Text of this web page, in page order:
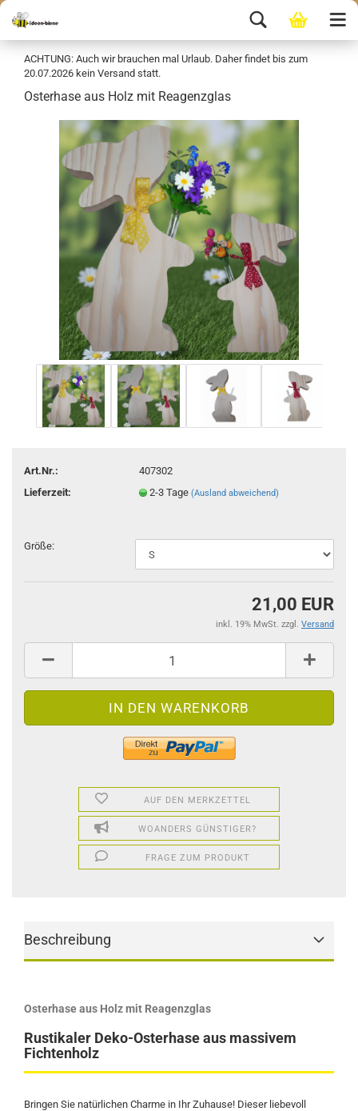
ACHTUNG: Auch wir brauchen mal Urlaub. Daher findet bis zum
20.07.2026 kein Versand statt.
Osterhase aus Holz mit Reagenzglas
Art.Nr.:
407302
Lieferzeit:
2-3 Tage(Ausland abweichend)
Größe:
21,00 EUR
inkl. 19% MwSt. zzgl. Versand
AUF DEN MERKZETTEL
WOANDERS GÜNSTIGER?
FRAGE ZUM PRODUKT
Beschreibung
Osterhase aus Holz mit Reagenzglas
Rustikaler Deko-Osterhase aus massivem
Fichtenholz
Bringen Sie natürlichen Charme in Ihr Zuhause! Dieser liebevoll